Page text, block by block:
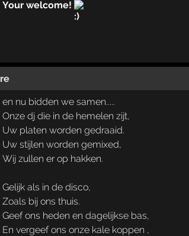
Your welcome!
en nu bidden we samen.....
Onze dj die in de hemelen zijt,
Uw platen worden gedraaid.
Uw stijlen worden gemixed,
Wij zullen er op hakken.
Gelijk als in de disco,
Zoals bij ons thuis.
Geef ons heden en dagelijkse bas,
En vergeef ons onze kale koppen ,